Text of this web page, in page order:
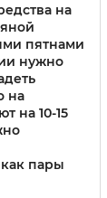
на
пятнами
нужно
на
на 10-15
пары